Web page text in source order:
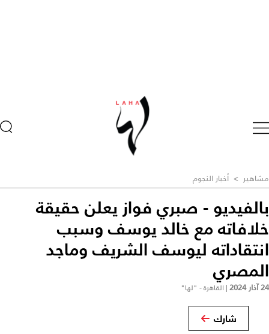
مشاهير > أخبار النجوم
بالفيديو - صبري فواز يعلن حقيقة
خلافاته مع خالد يوسف وسبب
انتقاداته ليوسف الشريف وماجد
المصري
24 آذار 2024 | القاهرة - "لها"
شارك